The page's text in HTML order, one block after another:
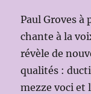
Paul Groves à
chante à la
révèle de
qualités :
mezze voci et